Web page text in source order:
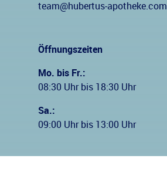
team@hubertus-apotheke.com
Öffnungszeiten
Mo. bis Fr.:
08:30 Uhr bis 18:30 Uhr
Sa.:
09:00 Uhr bis 13:00 Uhr